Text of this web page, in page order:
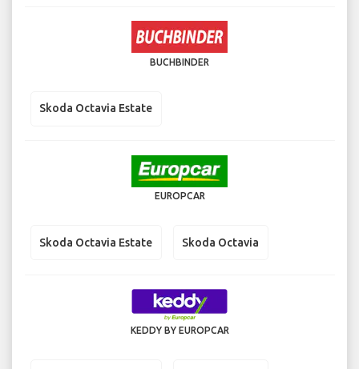
BUCHBINDER
Skoda Octavia Estate
EUROPCAR
Skoda Octavia Estate Skoda Octavia
KEDDY BY EUROPCAR